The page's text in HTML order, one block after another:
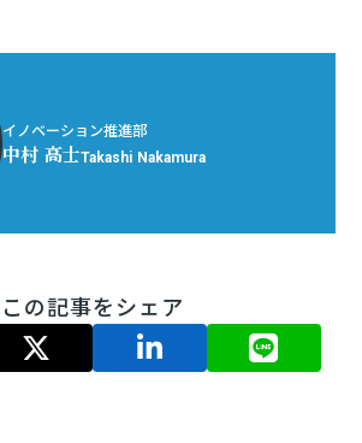
イノベーション推進部
中村 高士Takashi Nakamura
この記事をシェア